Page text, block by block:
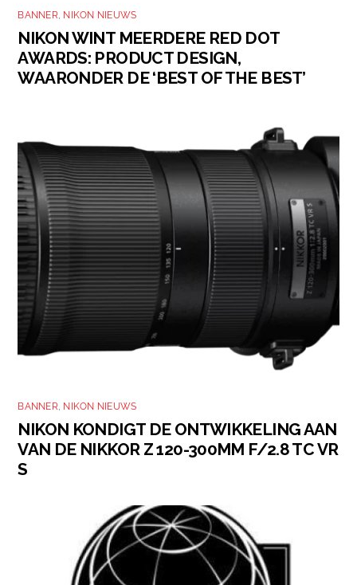
BANNER, NIKON NIEUWS
NIKON WINT MEERDERE RED DOT
AWARDS: PRODUCT DESIGN,
WAARONDER DE ‘BEST OF THE BEST’
BANNER, NIKON NIEUWS
NIKON KONDIGT DE ONTWIKKELING AAN
VAN DE NIKKOR Z 120-300MM F/2.8 TC VR
S